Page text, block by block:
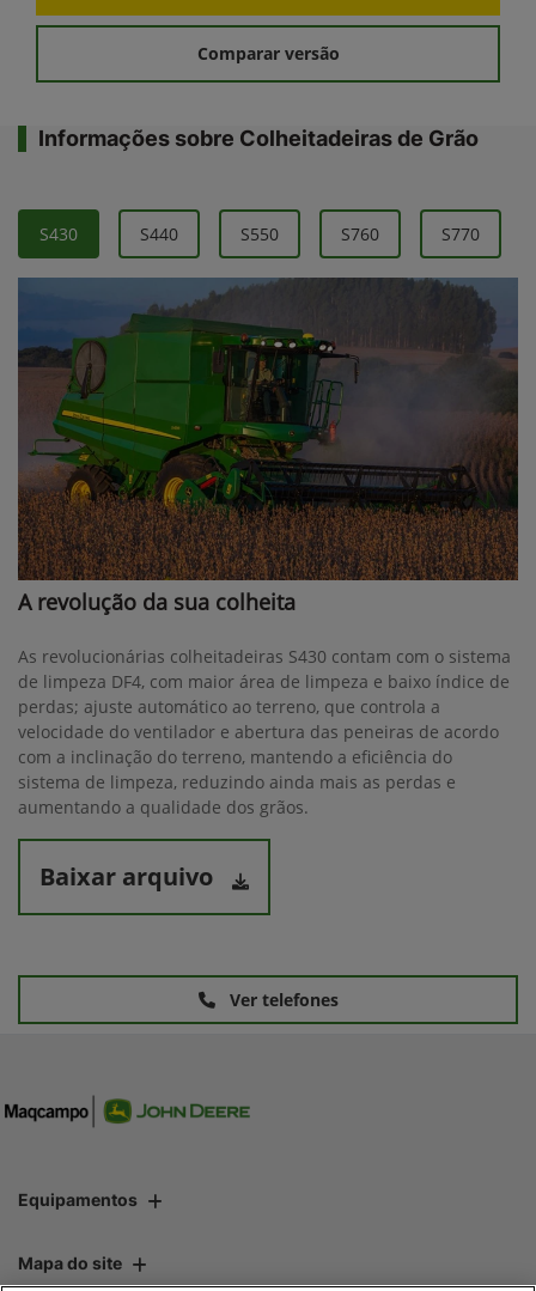
Comparar versão
Informações sobre Colheitadeiras de Grão
S430 S440 S550 S760 S770
A revolução da sua colheita
As revolucionárias colheitadeiras S430 contam com o sistema
de limpeza DF4, com maior área de limpeza e baixo índice de
perdas; ajuste automático ao terreno, que controla a
velocidade do ventilador e abertura das peneiras de acordo
com a inclinação do terreno, mantendo a eficiência do
sistema de limpeza, reduzindo ainda mais as perdas e
aumentando a qualidade dos grãos.
Baixar arquivo
Ver telefones
Equipamentos
Mapa do site